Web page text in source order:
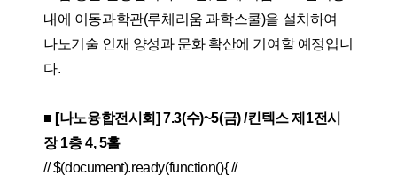
내에 이동과학관(루체리움 과학스쿨)을 설치하여
나노기술 인재 양성과 문화 확산에 기여할 예정입니
다.
■ [나노융합전시회] 7.3(수)~5(금) /킨텍스 제1전시
장 1층 4, 5홀
// $(document).ready(function(){ //